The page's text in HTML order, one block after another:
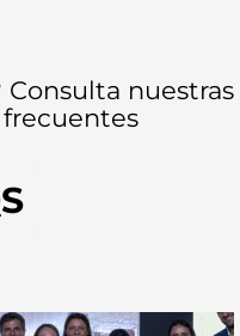
Consulta nuestras